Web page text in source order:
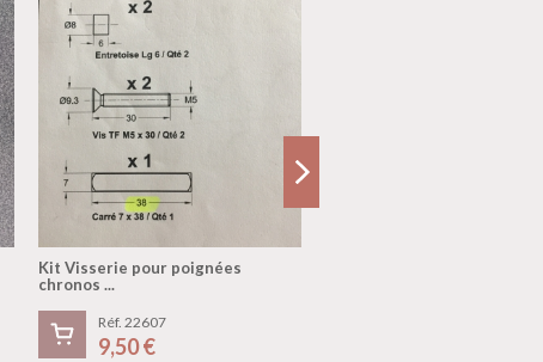
Kit Visserie pour poignées
chronos ...
Réf. 22607
9,50 €